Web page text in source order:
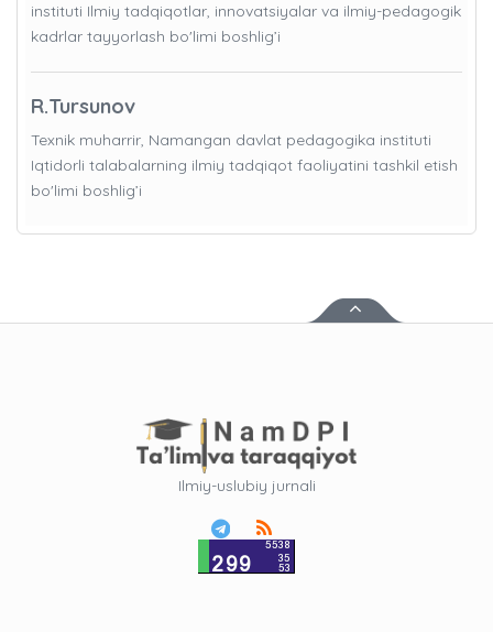
instituti Ilmiy tadqiqotlar, innovatsiyalar va ilmiy-pedagogik
kadrlar tayyorlash bo'limi boshlig’i
R.Tursunov
Texnik muharrir, Namangan davlat pedagogika instituti
Iqtidorli talabalarning ilmiy tadqiqot faoliyatini tashkil etish
bo'limi boshlig’i
Ilmiy-uslubiy jurnali